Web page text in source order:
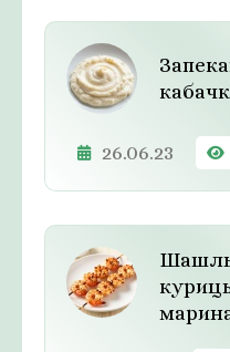
26.06.23